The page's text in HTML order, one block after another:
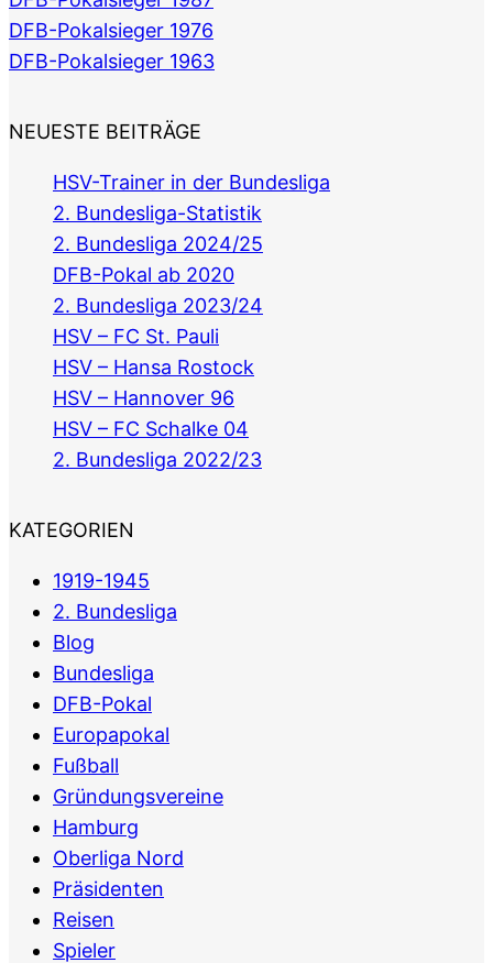
DFB-Pokalsieger 1976
DFB-Pokalsieger 1963
NEUESTE BEITRÄGE
HSV-Trainer in der Bundesliga
2. Bundesliga-Statistik
2. Bundesliga 2024/25
DFB-Pokal ab 2020
2. Bundesliga 2023/24
HSV – FC St. Pauli
HSV – Hansa Rostock
HSV – Hannover 96
HSV – FC Schalke 04
2. Bundesliga 2022/23
KATEGORIEN
1919-1945
2. Bundesliga
Blog
Bundesliga
DFB-Pokal
Europapokal
Fußball
Gründungsvereine
Hamburg
Oberliga Nord
Präsidenten
Reisen
Spieler